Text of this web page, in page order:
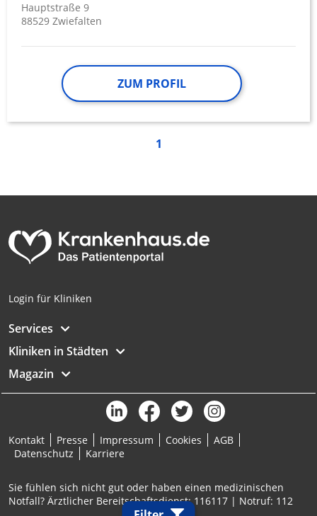
Hauptstraße 9
88529 Zwiefalten
ZUM PROFIL
1
Login für Kliniken
Services
Kliniken in Städten
Magazin
Kontakt Presse Impressum Cookies
AGB
Datenschutz
Karriere
Sie fühlen sich nicht gut oder haben einen medizinischen
Notfall? Ärztlicher Bereitschaftsdienst: 116117 | Notruf: 112